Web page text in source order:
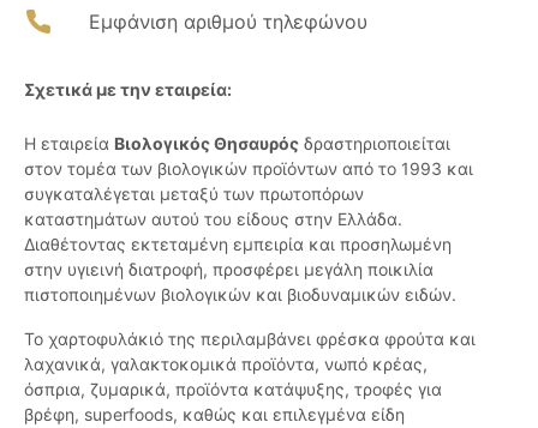
Εμφάνιση αριθμού τηλεφώνου
Σχετικά με την εταιρεία:
Η εταιρεία Βιολογικός Θησαυρός δραστηριοποιείται
στον τομέα των βιολογικών προϊόντων από το 1993 και
συγκαταλέγεται μεταξύ των πρωτοπόρων
καταστημάτων αυτού του είδους στην Ελλάδα.
Διαθέτοντας εκτεταμένη εμπειρία και προσηλωμένη
στην υγιεινή διατροφή, προσφέρει μεγάλη ποικιλία
πιστοποιημένων βιολογικών και βιοδυναμικών ειδών.
Το χαρτοφυλάκιό της περιλαμβάνει φρέσκα φρούτα και
λαχανικά, γαλακτοκομικά προϊόντα, νωπό κρέας,
όσπρια, ζυμαρικά, προϊόντα κατάψυξης, τροφές για
βρέφη, superfoods, καθώς και επιλεγμένα είδη